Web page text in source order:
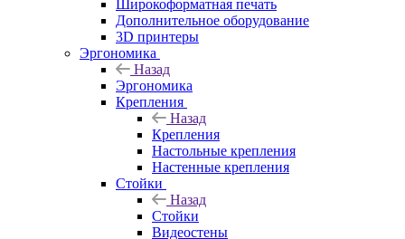
Широкоформатная печать
Дополнительное оборудование
3D принтеры
Эргономика
Назад
Эргономика
Крепления
Назад
Крепления
Настольные крепления
Настенные крепления
Стойки
Назад
Стойки
Видеостены